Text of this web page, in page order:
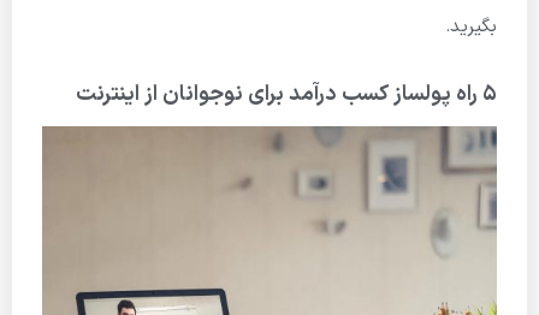
بگیرید.
5 راه پولساز کسب درآمد برای نوجوانان از اینترنت